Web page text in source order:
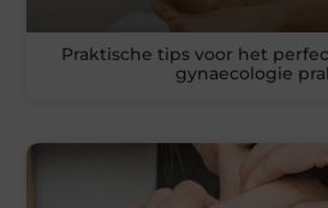
Praktische tips voor het
gynaecologie